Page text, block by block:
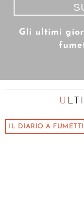
Gli ultimi
IL DIARIO A